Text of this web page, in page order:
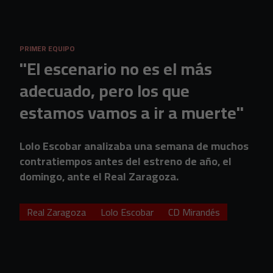
PRIMER EQUIPO
"El escenario no es el más
adecuado, pero los que
estamos vamos a ir a muerte"
Lolo Escobar analizaba una semana de muchos
contratiempos antes del estreno de año, el
domingo, ante el Real Zaragoza.
Real Zaragoza Lolo Escobar CD Mirandés